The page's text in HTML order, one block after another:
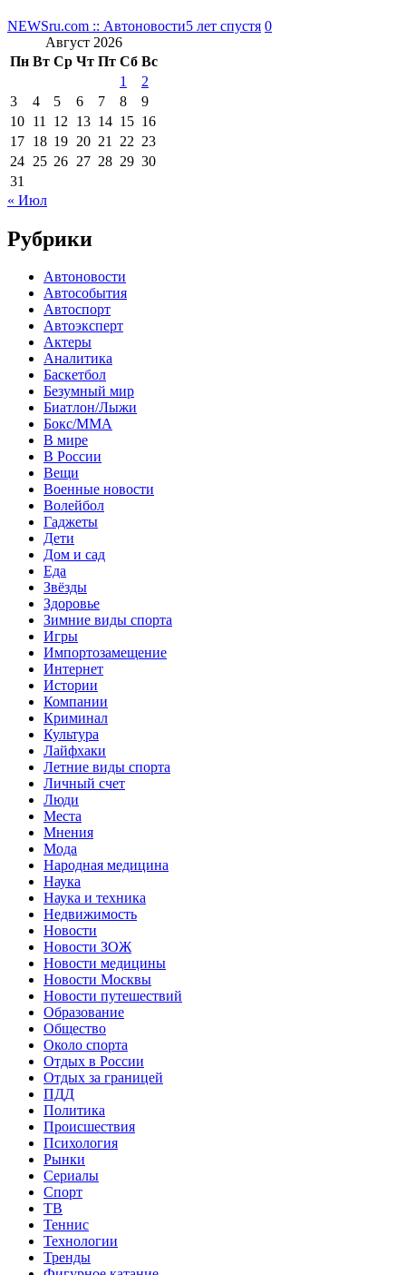
NEWSru.com :: Автоновости5 лет спустя 0
Август 2026
Пн Вт Ср Чт Пт Сб Вс
1
2
3
4 5 6 7 8
9
10 11 12 13 14 15 16
17 18 19 20 21 22 23
24 25 26 27 28 29 30
31
« Июл
Рубрики
Автоновости
Автособытия
Автоспорт
Автоэксперт
Актеры
Аналитика
Баскетбол
Безумный мир
Биатлон/Лыжи
Бокс/MMA
В мире
В России
Вещи
Военные новости
Волейбол
Гаджеты
Дети
Дом и сад
Еда
Звёзды
Здоровье
Зимние виды спорта
Игры
Импортозамещение
Интернет
Истории
Компании
Криминал
Культура
Лайфхаки
Летние виды спорта
Личный счет
Люди
Места
Мнения
Мода
Народная медицина
Наука
Наука и техника
Недвижимость
Новости
Новости ЗОЖ
Новости медицины
Новости Москвы
Новости путешествий
Образование
Общество
Около спорта
Отдых в России
Отдых за границей
ПДД
Политика
Происшествия
Психология
Рынки
Сериалы
Спорт
ТВ
Теннис
Технологии
Тренды